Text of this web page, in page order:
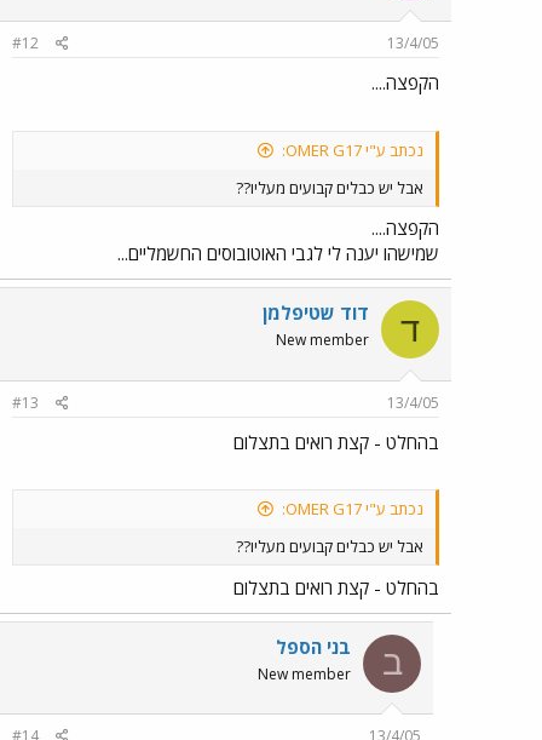
13/4/05
#12
הקפצה....
נכתב ע"י OMER G17:
אבל יש כבלים קבועים מעליו??
הקפצה....
שמישהו יענה לי לגבי האוטובוסים החשמליים...
ד דוד שטיפלמן
New member
13/4/05
#13
בהחלט - קצת רואים בתצלום
נכתב ע"י OMER G17:
אבל יש כבלים קבועים מעליו??
בהחלט - קצת רואים בתצלום
ב בני הספל
New member
13/4/05
#14